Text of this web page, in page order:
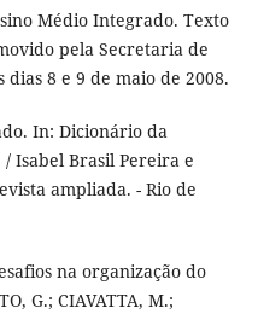
Médio Integrado. Texto
pela Secretaria de
dias 8 e 9 de maio de 2008.
In: Dicionário da
Isabel Brasil Pereira e
ampliada. - Rio de
na organização do
G.; CIAVATTA, M.;